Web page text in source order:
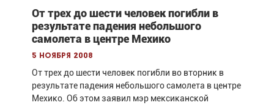
От трех до шести человек погибли в
результате падения небольшого
самолета в центре Мехико
5 ноября 2008
От трех до шести человек погибли во вторник в
результате падения небольшого самолета в центре
Мехико. Об этом заявил мэр мексиканской